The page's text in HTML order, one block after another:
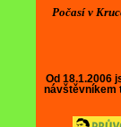
Od 18.1.2006
návštěvníkem
Počasí v